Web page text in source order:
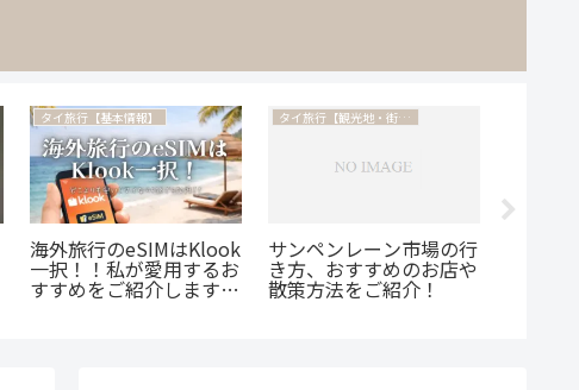
タイ旅行【基本情報】
海外旅行のeSIMはKlook
一択！！私が愛用するお
すすめをご紹介します
タイ旅行【観光地・街歩き】
サンペンレーン市場の行
き方、おすすめのお店や
散策方法をご紹介！
ンをピ
紹介♪